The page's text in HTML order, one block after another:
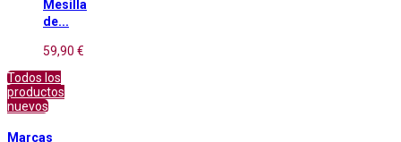
Mesilla
de...
59,90 €
Todos los
productos
nuevos
Marcas